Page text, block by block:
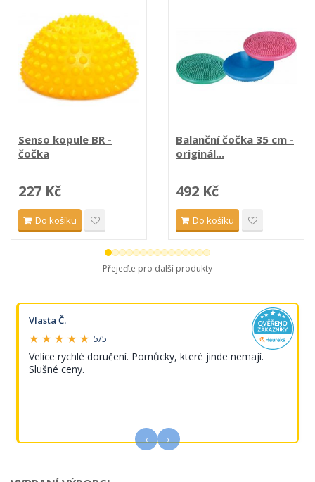
Senso kopule BR -
čočka
227 Kč
Do košíku
Balanční čočka 35 cm -
originál...
492 Kč
Do košíku
Přejeďte pro další produkty
Vlasta Č.
★ ★ ★ ★ ★ 5/5
Velice rychlé doručení. Pomůcky, které jinde nemají.
Slušné ceny.
‹ ›